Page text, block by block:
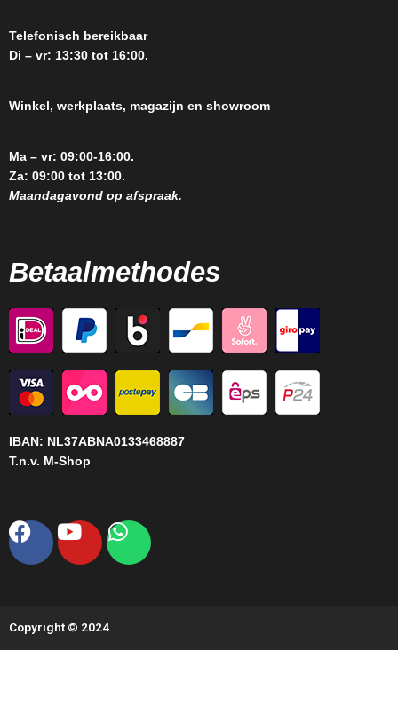
Telefonisch bereikbaar
Di – vr: 13:30 tot 16:00.
Winkel, werkplaats, magazijn en showroom
Ma – vr: 09:00-16:00.
Za: 09:00 tot 13:00.
Maandagavond op afspraak.
Betaalmethodes
IBAN: NL37ABNA0133468887
T.n.v. M-Shop
Facebook
YoutubeWhatsapp
Copyright © 2024